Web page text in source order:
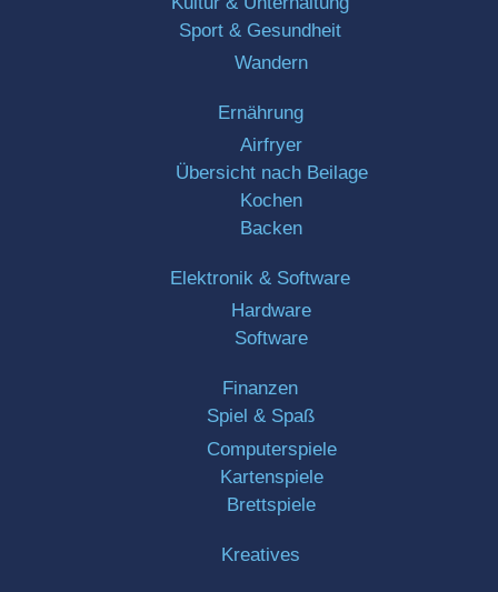
Sport & Gesundheit
Wandern
Ernährung
Airfryer
Übersicht nach Beilage
Kochen
Backen
Elektronik & Software
Hardware
Software
Finanzen
Spiel & Spaß
Computerspiele
Kartenspiele
Brettspiele
Kreatives